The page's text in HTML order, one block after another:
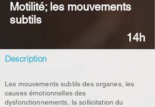
Motilité; les mouvements
subtils
14h
Description
Les mouvements subtils des organes, les
causes émotionnelles des
dysfonctionnements, la sollicitation du